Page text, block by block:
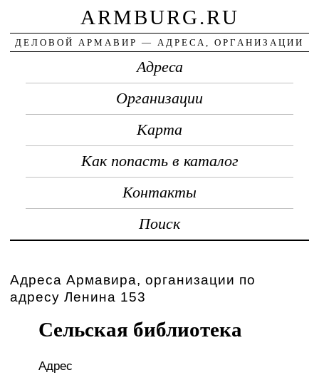
ARMBURG.RU
ДЕЛОВОЙ АРМАВИР — АДРЕСА, ОРГАНИЗАЦИИ
Адреса
Организации
Карта
Как попасть в каталог
Контакты
Поиск
Адреса Армавира, организации по
адресу Ленина 153
Сельская библиотека
Адрес